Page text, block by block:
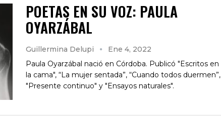
POETAS EN SU VOZ: PAULA
OYARZÁBAL
Guillermina Delupi
Ene 4, 2022
Paula Oyarzábal nació en Córdoba. Publicó "Escritos en
la cama", “La mujer sentada”, “Cuando todos duermen”,
"Presente continuo" y "Ensayos naturales".